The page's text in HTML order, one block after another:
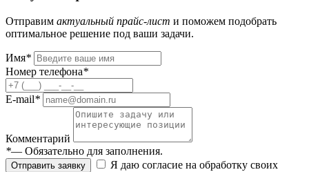
Отправим актуальный прайс-лист и поможем подобрать
оптимальное решение под ваши задачи.
Имя*
Номер телефона*
E-mail*
Комментарий
*— Обязательно для заполнения.
Отправить заявку
Я даю согласие на обработку своих